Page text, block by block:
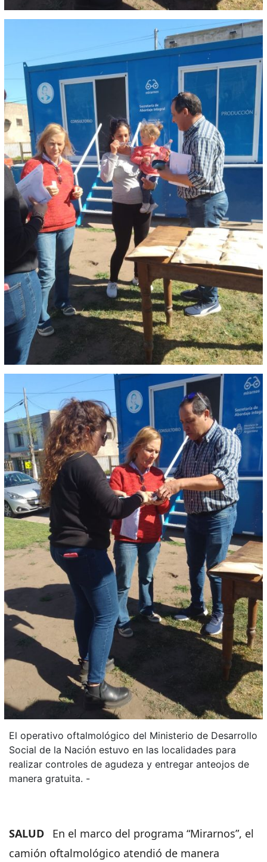
El operativo oftalmológico del Ministerio de Desarrollo
Social de la Nación estuvo en las localidades para
realizar controles de agudeza y entregar anteojos de
manera gratuita. -
SALUD
En el marco del programa “Mirarnos”, el
camión oftalmológico atendió de manera